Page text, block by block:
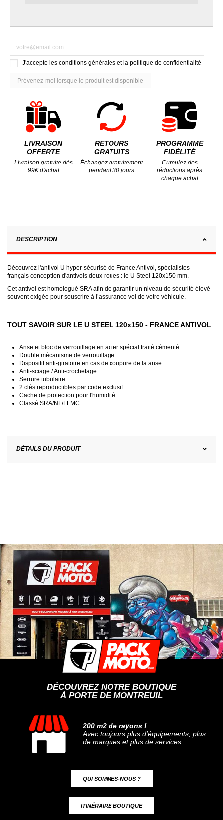
J'accepte les conditions générales et la politique de confidentialité
LIVRAISON
OFFERTE
Livraison gratuite dès
99€ d'achat
RETOURS
GRATUITS
Échangez gratuitement
pendant 30 jours
PROGRAMME
FIDÉLITÉ
Cumulez des
réductions après
chaque achat
DESCRIPTION
Découvrez l'antivol U hyper-sécurisé de France Antivol, spécialistes
français conception d'antivols deux-roues : le U Steel 120x150 mm.
Cet antivol est homologué SRA afin de garantir un niveau de sécurité élevé
souvent exigée pour souscrire à l’assurance vol de votre véhicule.
TOUT SAVOIR SUR LE U STEEL 120x150 - FRANCE ANTIVOL
Anse et bloc de verrouillage en acier spécial traité cémenté
Double mécanisme de verrouillage
Dispositif anti-giratoire en cas de coupure de la anse
Anti-sciage / Anti-crochetage
Serrure tubulaire
2 clés reproductibles par code exclusif
Cache de protection pour l'humidité
Classé SRA/NF/FFMC
DÉTAILS DU PRODUIT
DÉCOUVREZ NOTRE BOUTIQUE
À PORTE DE MONTREUIL
200 m2 de rayons !
Avec toujours plus d'équipements, plus
de marques et plus de services.
QUI SOMMES-NOUS ?
ITINÉRAIRE BOUTIQUE